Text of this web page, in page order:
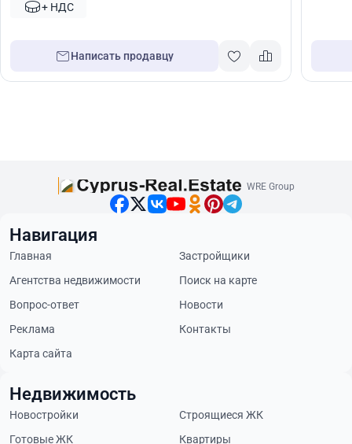
+ НДС
Написать продавцу
WRE Group
Навигация
Главная
Застройщики
Агентства недвижимости
Поиск на карте
Вопрос-ответ
Новости
Реклама
Контакты
Карта сайта
Недвижимость
Новостройки
Строящиеся ЖК
Готовые ЖК
Квартиры